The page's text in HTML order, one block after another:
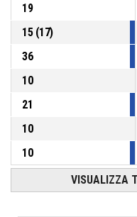
19
15(17)
36
10
21
10
10
VISUALIZZA